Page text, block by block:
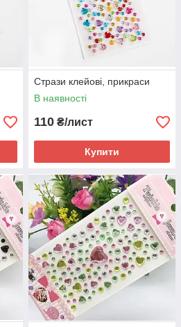
Стрази клейові, прикраси
В наявності
110 ₴/лист
Купити